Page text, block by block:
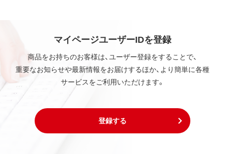
マイページユーザーIDを登録
商品をお持ちのお客様は、ユーザー登録をすることで、
重要なお知らせや最新情報をお届けするほか、より簡単に各種
サービスをご利用いただけます。
登録する